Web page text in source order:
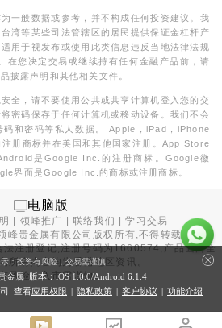
一般数据或参考，并不构成任何投资建议。我
湾等某些司法管辖区的居民提供保证金杠杆产
用于视发布或使用此类信息违反当地法律法规
在您决定交易或继续持有任何金融产品前，请
披露声明和其他相关文件。
全，请不要使用公共或共享计算机登入您的交
密码保存于任何计算机或移动设备。我们不会
码和密码等私人数据。 Apple，iPad，iPhone
册商标并在美国和其他国家注册。App Store
是Google Inc.的注册商标。Google徽
界面是Google Inc.的商标或注册商标。
电脑版
领峰推广 |联络我们 |学习交易
峰贵金属有限公司版权所有,不得转载
法注册登记,注册号码为1660574,产品面向全
所有内容均为香港地区资讯。
风险，入市需谨慎。
：投资有风险，交易需谨慎
金属 版本：iOS 1.0.0/Android 6.1.4
司 查看应用权限 | 隐私政策 | 客户协议 | 功能介绍